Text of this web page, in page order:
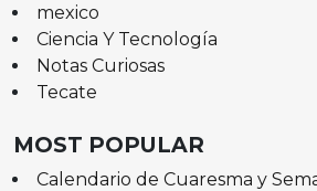
mexico
Ciencia Y Tecnología
Notas Curiosas
Tecate
MOST POPULAR
Calendario de Cuaresma y